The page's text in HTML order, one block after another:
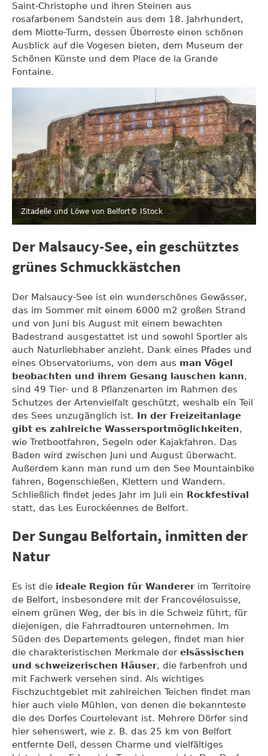
Saint-Christophe und ihren Steinen aus
rosafarbenem Sandstein aus dem 18. Jahrhundert,
dem Miotte-Turm, dessen Überreste einen schönen
Ausblick auf die Vogesen bieten, dem Museum der
Schönen Künste und dem Place de la Grande
Fontaine.
Zitadelle und Löwe von Belfort© IStock
Der Malsaucy-See, ein geschütztes
grünes Schmuckkästchen
Der Malsaucy-See ist ein wunderschönes Gewässer,
das im Sommer mit einem 6000 m2 großen Strand
und von Juni bis August mit einem bewachten
Badestrand ausgestattet ist und sowohl Sportler als
auch Naturliebhaber anzieht. Dank eines Pfades und
eines Observatoriums, von dem aus man Vögel
beobachten und ihrem Gesang lauschen kann,
sind 49 Tier- und 8 Pflanzenarten im Rahmen des
Schutzes der Artenvielfalt geschützt, weshalb ein Teil
des Sees unzugänglich ist. In der Freizeitanlage
gibt es zahlreiche Wassersportmöglichkeiten,
wie Tretbootfahren, Segeln oder Kajakfahren. Das
Baden wird zwischen Juni und August überwacht.
Außerdem kann man rund um den See Mountainbike
fahren, Bogenschießen, Klettern und Wandern.
Schließlich findet jedes Jahr im Juli ein Rockfestival
statt, das Les Eurockéennes de Belfort.
Der Sungau Belfortain, inmitten der
Natur
Es ist die ideale Region für Wandererim Territoire
de Belfort, insbesondere mit der Francovélosuisse,
einem grünen Weg, der bis in die Schweiz führt, für
diejenigen, die Fahrradtouren unternehmen. Im
Süden des Departements gelegen, findet man hier
die charakteristischen Merkmale der elsässischen
und schweizerischen Häuser, die farbenfroh und
mit Fachwerk versehen sind. Als wichtiges
Fischzuchtgebiet mit zahlreichen Teichen findet man
hier auch viele Mühlen, von denen die bekannteste
die des Dorfes Courtelevant ist. Mehrere Dörfer sind
hier sehenswert, wie z. B. das 25 km von Belfort
entfernte Dell, dessen Charme und vielfältiges